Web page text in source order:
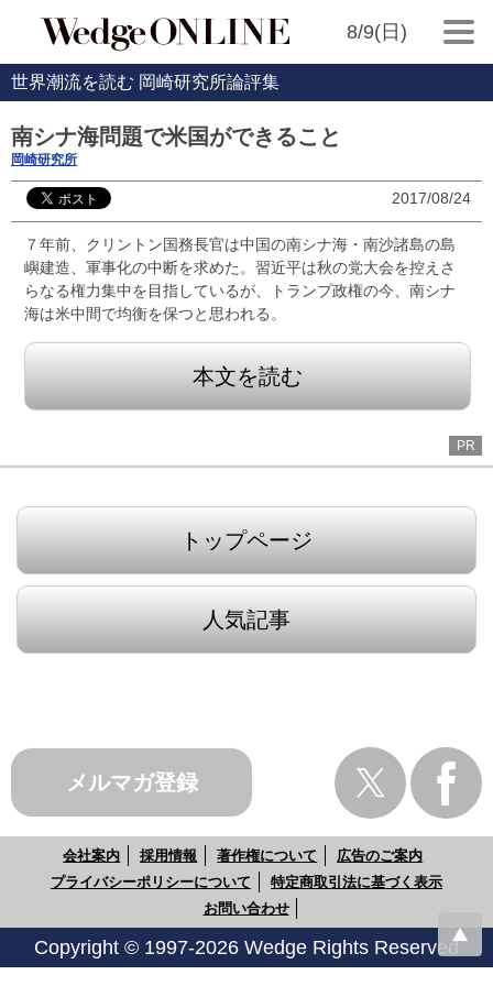
8/9(日)
世界潮流を読む 岡崎研究所論評集
南シナ海問題で米国ができること
岡崎研究所
2017/08/24
７年前、クリントン国務長官は中国の南シナ海・南沙諸島の島
嶼建造、軍事化の中断を求めた。習近平は秋の党大会を控えさ
らなる権力集中を目指しているが、トランプ政権の今、南シナ
海は米中間で均衡を保つと思われる。
本文を読む
PR
トップページ
人気記事
メルマガ登録
会社案内 採用情報 著作権について
広告のご案内
プライバシーポリシーについて
特定商取引法に基づく表示
お問い合わせ
Copyright © 1997-2026 Wedge Rights Reserved